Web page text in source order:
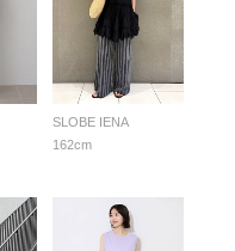
SLOBE IENA
162cm